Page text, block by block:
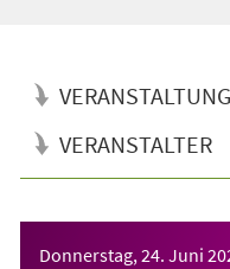
VERANSTALTER
Donnerstag, 24. Juni